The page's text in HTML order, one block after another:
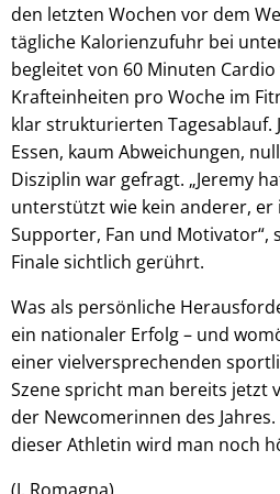
den letzten Wochen vor dem
tägliche Kalorienzufuhr bei
begleitet von 60 Minuten
Krafteinheiten pro Woche im
klar strukturierten Tagesablauf.
Essen, kaum Abweichungen,
Disziplin war gefragt. „Jeremy
unterstützt wie kein anderer,
Supporter, Fan und Motivator“,
Finale sichtlich gerührt.
Was als persönliche
ein nationaler Erfolg – und
einer vielversprechenden
Szene spricht man bereits jetzt
der Newcomerinnen des
dieser Athletin wird man noch
(J. Romagna)